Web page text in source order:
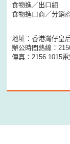
食物進／出口組
食物進口商／分銷
地址：香港灣仔皇
辦公時間熱線：
傳真：2156 1015